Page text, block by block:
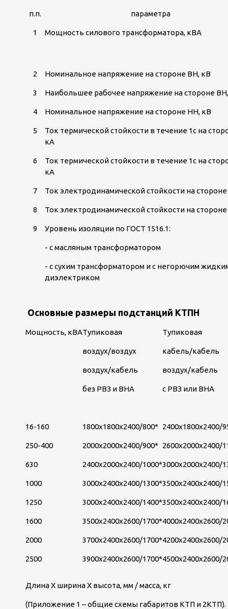
п.п. параметра
1 Мощность силового трансформатора, кВА
2 Номинальное напряжение на стороне ВН, кВ
3 Наибольшее рабочее напряжение на стороне
4 Номинальное напряжение на стороне НН, кВ
5
Ток термической стойкости в течение 1с на
кА
6
Ток термической стойкости в течение 1с на
кА
7 Ток электродинамической стойкости на
8 Ток электродинамической стойкости на
9 Уровень изоляции по ГОСТ 1516.1:
- с масляным трансформатором
- с сухим трансформатором и с негорючим
диэлектриком
Основные размеры подстанций КТПН
Мощность, кВАТупиковая Тупиковая
воздух/воздух
воздух/кабель
без РВЗ и ВНА
кабель/кабель
воздух/кабель
с РВЗ или ВНА
16-160 1800х1800х2400/800* 2400х1800х2400/
250-400 2000х2000х2400/900* 2600х2000х2400/
630 2400х2000х2400/1000*3000х2000х2400/
1000 3000х2400х2400/1300*3500х2400х2400/
1250 3000х2400х2400/1400*3500х2400х2400/
1600 3500х2400х2600/1700*4000х2400х2600/
2000 3700х2400х2600/1700*4200х2400х2600/
2500 3900х2400х2600/1700*4500х2400х2600/
Длина Х ширина Х высота, мм / масса, кг
(Приложение 1 – общие схемы габаритов КТП и 2КТП).